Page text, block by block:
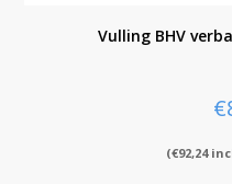
Vulling BHV
€
(€92,24